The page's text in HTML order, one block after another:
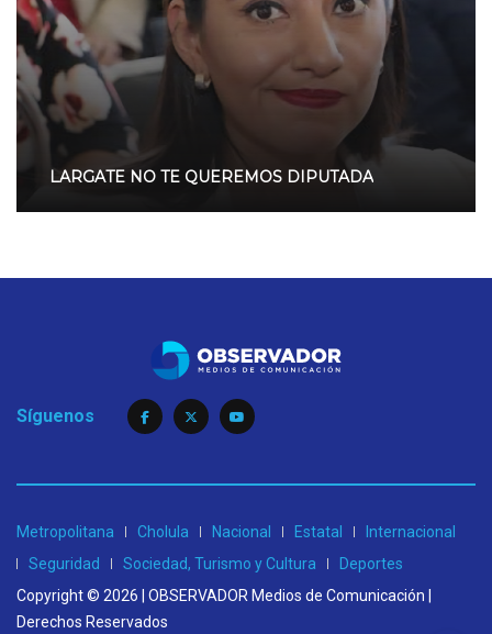
LARGATE NO TE QUEREMOS DIPUTADA
Síguenos
Metropolitana Cholula Nacional Estatal
Internacional
Seguridad
Sociedad, Turismo y Cultura
Deportes
Copyright © 2026 | OBSERVADOR Medios de Comunicación |
Derechos Reservados